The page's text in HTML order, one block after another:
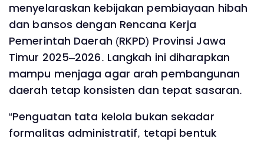
menyelaraskan kebijakan pembiayaan hibah
dan bansos dengan Rencana Kerja
Pemerintah Daerah (RKPD) Provinsi Jawa
Timur 2025–2026. Langkah ini diharapkan
mampu menjaga agar arah pembangunan
daerah tetap konsisten dan tepat sasaran.
“Penguatan tata kelola bukan sekadar
formalitas administratif, tetapi bentuk